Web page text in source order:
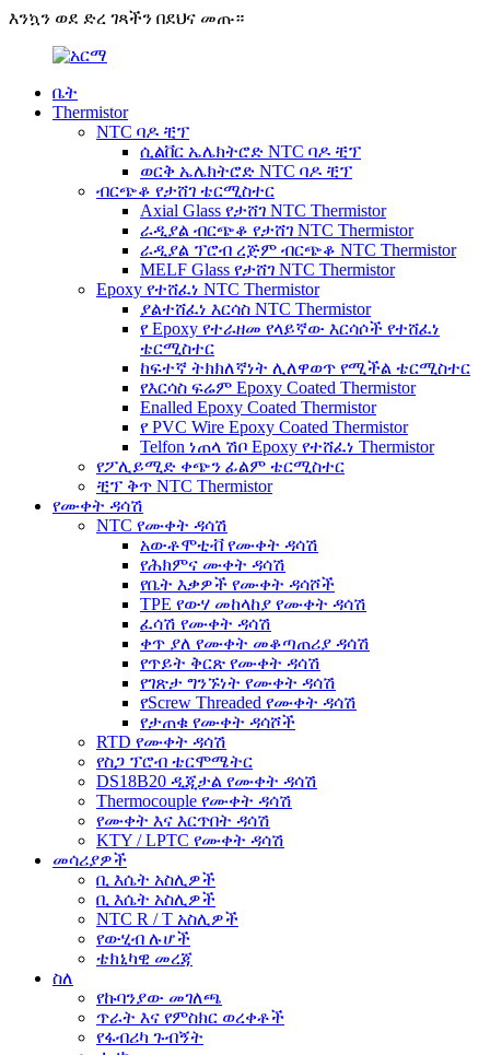
እንኳን ወደ ድረ ገጻችን በደህና መጡ።
ቤት
Thermistor
NTC ባዶ ቺፕ
ሲልቨር ኤሌክትሮድ NTC ባዶ ቺፕ
ወርቅ ኤሌክትሮድ NTC ባዶ ቺፕ
ብርጭቆ የታሸገ ቴርሚስተር
Axial Glass የታሸገ NTC Thermistor
ራዲያል ብርጭቆ የታሸገ NTC Thermistor
ራዲያል ፕሮብ ረጅም ብርጭቆ NTC Thermistor
MELF Glass የታሸገ NTC Thermistor
Epoxy የተሸፈነ NTC Thermistor
ያልተሸፈነ እርሳስ NTC Thermistor
የ Epoxy የተራዘመ የላይኛው እርሳሶች የተሸፈነ
ቴርሚስተር
ከፍተኛ ትክክለኛነት ሊለዋወጥ የሚችል ቴርሚስተር
የእርሳስ ፍሬም Epoxy Coated Thermistor
Enalled Epoxy Coated Thermistor
የ PVC Wire Epoxy Coated Thermistor
Telfon ነጠላ ሽቦ Epoxy የተሸፈነ Thermistor
የፖሊይሚድ ቀጭን ፊልም ቴርሚስተር
ቺፕ ቅጥ NTC Thermistor
የሙቀት ዳሳሽ
NTC የሙቀት ዳሳሽ
አውቶሞቲቭ የሙቀት ዳሳሽ
የሕክምና ሙቀት ዳሳሽ
የቤት እቃዎች የሙቀት ዳሳሾች
TPE የውሃ መከላከያ የሙቀት ዳሳሽ
ፈሳሽ የሙቀት ዳሳሽ
ቀጥ ያለ የሙቀት መቆጣጠሪያ ዳሳሽ
የጥይት ቅርጽ የሙቀት ዳሳሽ
የገጽታ ግንኙነት የሙቀት ዳሳሽ
የScrew Threaded የሙቀት ዳሳሽ
የታጠቁ የሙቀት ዳሳሾች
RTD የሙቀት ዳሳሽ
የስጋ ፕሮብ ቴርሞሜትር
DS18B20 ዲጂታል የሙቀት ዳሳሽ
Thermocouple የሙቀት ዳሳሽ
የሙቀት እና እርጥበት ዳሳሽ
KTY / LPTC የሙቀት ዳሳሽ
መሳሪያዎች
ቢ እሴት አስሊዎች
ቢ እሴት አስሊዎች
NTC R / T አስሊዎች
የውሂብ ሉሆች
ቴክኒካዊ መረጃ
ስለ
የኩባንያው መገለጫ
ጥራት እና የምስክር ወረቀቶች
የፋብሪካ ጉብኝት